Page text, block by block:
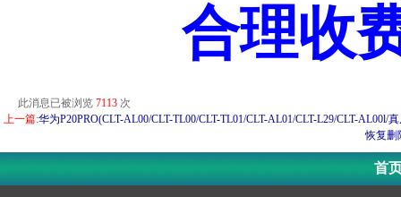
合理收
此消息已被浏览 7113 次
上一篇:华为P20PRO(CLT-AL00/CLT-TL00/CLT-TL01/CLT-AL01/CLT-L29/CLT-
恢复删
首